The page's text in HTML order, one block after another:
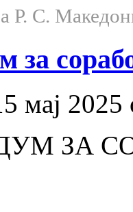
Р. С.
за
мај 2025
ЗА